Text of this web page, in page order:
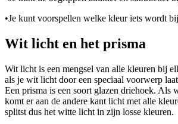
•Je kunt voorspellen welke kleur iets wordt
Wit licht en het prisma
Wit licht is een mengsel van alle kleuren bij
als je wit licht door een speciaal voorwerp
Een prisma is een soort glazen driehoek. Als
komt er aan de andere kant licht met alle
splitst dus het witte licht in zijn losse kleuren.